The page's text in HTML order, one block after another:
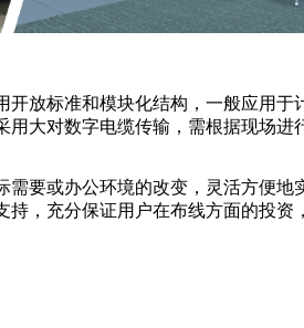
开放标准和模块化结构，一般应用
大对数字电缆传输，需根据现场进
需要或办公环境的改变，灵活方便
，充分保证用户在布线方面的投资